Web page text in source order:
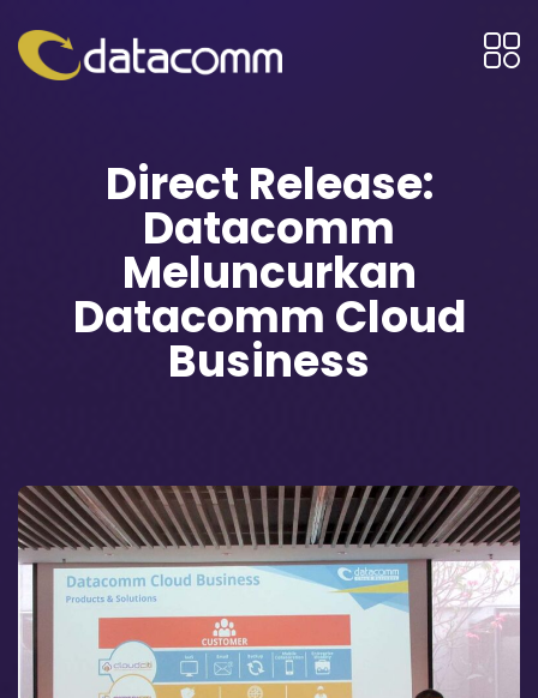
Direct Release:
Datacomm
Meluncurkan
Datacomm Cloud
Business